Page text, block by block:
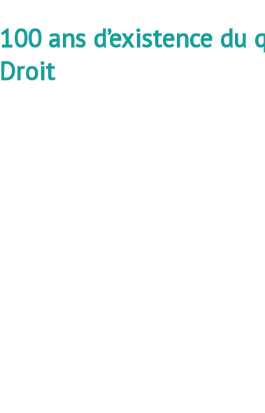
100 ans d’existence du
Droit